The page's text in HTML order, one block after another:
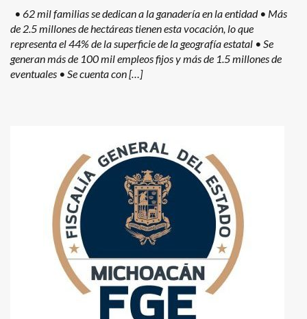
• 62 mil familias se dedican a la ganadería en la entidad • Más
de 2.5 millones de hectáreas tienen esta vocación, lo que
representa el 44% de la superficie de la geografía estatal • Se
generan más de 100 mil empleos fijos y más de 1.5 millones de
eventuales • Se cuenta con […]